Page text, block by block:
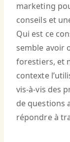
marketing
conseils et
Qui est ce
semble avoir
forestiers, et
contexte
vis-à-vis des
de questions
répondre à